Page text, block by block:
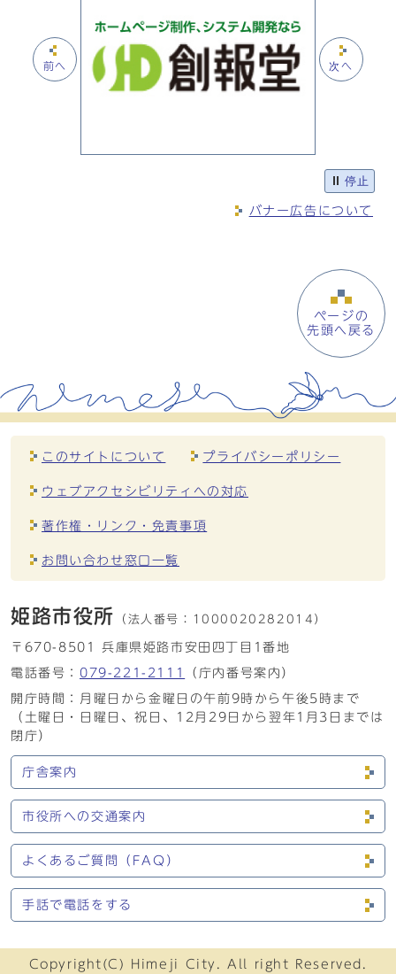
前へ 次へ
停止
バナー広告について
ページの
先頭へ戻る
このサイトについて プライバシーポリシー
ウェブアクセシビリティへの対応
著作権・リンク・免責事項
お問い合わせ窓口一覧
姫路市役所 （法人番号： 1000020282014）
〒670-8501 兵庫県姫路市安田四丁目1番地
電話番号： 079-221-2111
（庁内番号案内）
開庁時間：月曜日から金曜日の午前9時から午後5時まで
（土曜日・日曜日、祝日、12月29日から翌年1月3日までは
閉庁）
庁舎案内
市役所への交通案内
よくあるご質問（FAQ）
手話で電話をする
Copyright(C) Himeji City. All right Reserved.